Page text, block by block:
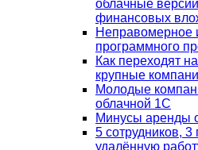
облачные
финансовых
Неправомерное
программного
Как переходят
крупные
Молодые
облачной 1С
Минусы аренды
5 сотрудников,
удалённую